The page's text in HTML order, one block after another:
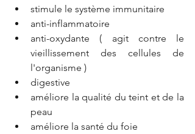
stimule le système immunitaire
anti-inflammatoire
anti-oxydante ( agit contre le
vieillissement des cellules de
l'organisme )
digestive
améliore la qualité du teint et de la
peau
améliore la santé du foie